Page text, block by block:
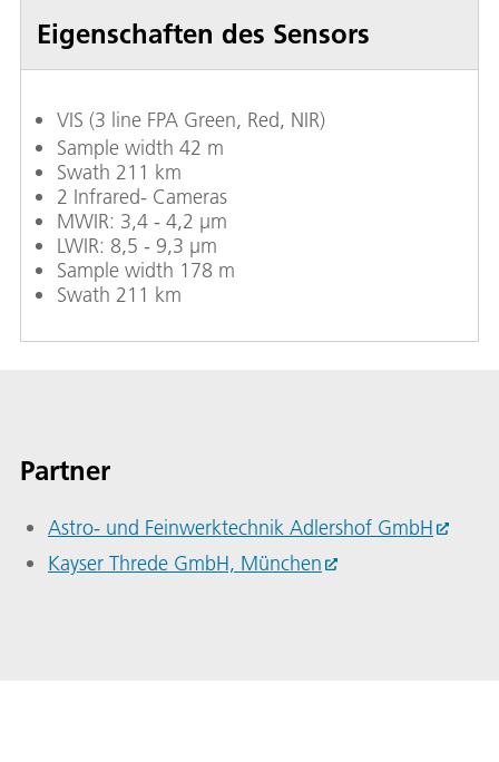
Eigenschaften des Sensors
VIS (3 line FPA Green, Red, NIR)
Sample width 42 m
Swath 211 km
2 Infrared- Cameras
MWIR: 3,4 - 4,2 µm
LWIR: 8,5 - 9,3 µm
Sample width 178 m
Swath 211 km
Partner
Astro- und Feinwerktechnik Adlershof GmbH
Kayser Threde GmbH, München